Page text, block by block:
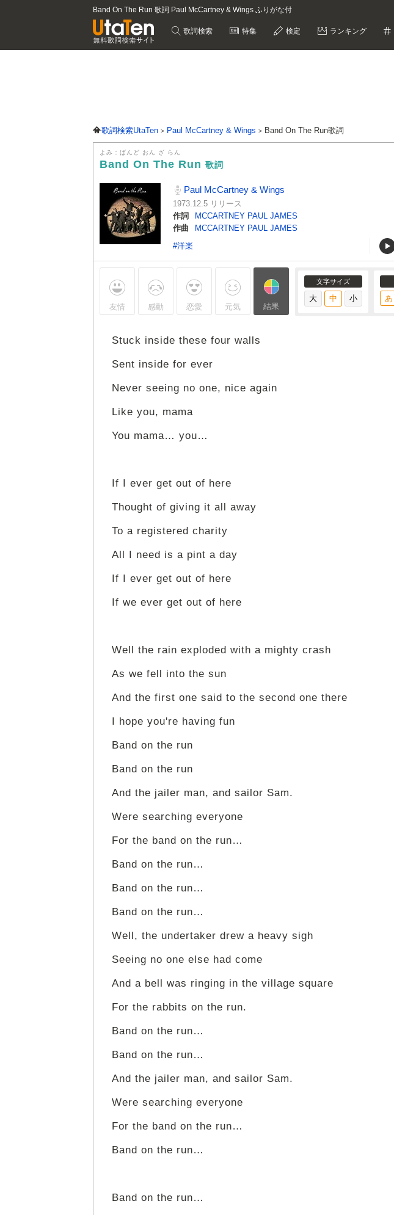
Band On The Run 歌詞 Paul McCartney & Wings ふりがな付
歌詞検索 特集 検定 ランキング
歌詞検索UtaTen Paul McCartney & Wings Band On The Run歌詞
よみ：ばんど おん ざ らん
Band On The Run 歌詞
Paul McCartney & Wings
1973.12.5 リリース
作詞
MCCARTNEY PAUL JAMES
作曲
MCCARTNEY PAUL JAMES
#洋楽
友情 感動 恋愛 元気 結果
文字サイズ
Stuck inside these four walls
Sent inside for ever
Never seeing no one, nice again
Like you, mama
You mama… you…
If I ever get out of here
Thought of giving it all away
To a registered charity
All I need is a pint a day
If I ever get out of here
If we ever get out of here
Well the rain exploded with a mighty crash
As we fell into the sun
And the first one said to the second one there
I hope you're having fun
Band on the run
Band on the run
And the jailer man, and sailor Sam.
Were searching everyone
For the band on the run…
Band on the run…
Band on the run…
Band on the run…
Well, the undertaker drew a heavy sigh
Seeing no one else had come
And a bell was ringing in the village square
For the rabbits on the run.
Band on the run…
Band on the run…
And the jailer man, and sailor Sam.
Were searching everyone
For the band on the run…
Band on the run…
Band on the run…